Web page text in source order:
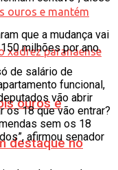
ouros e
destaque no
que a mudança vai
milhões por ano.
de salário de
funcional,
vão abrir
os 18 que vão entrar?
sem os 18
afirmou senador